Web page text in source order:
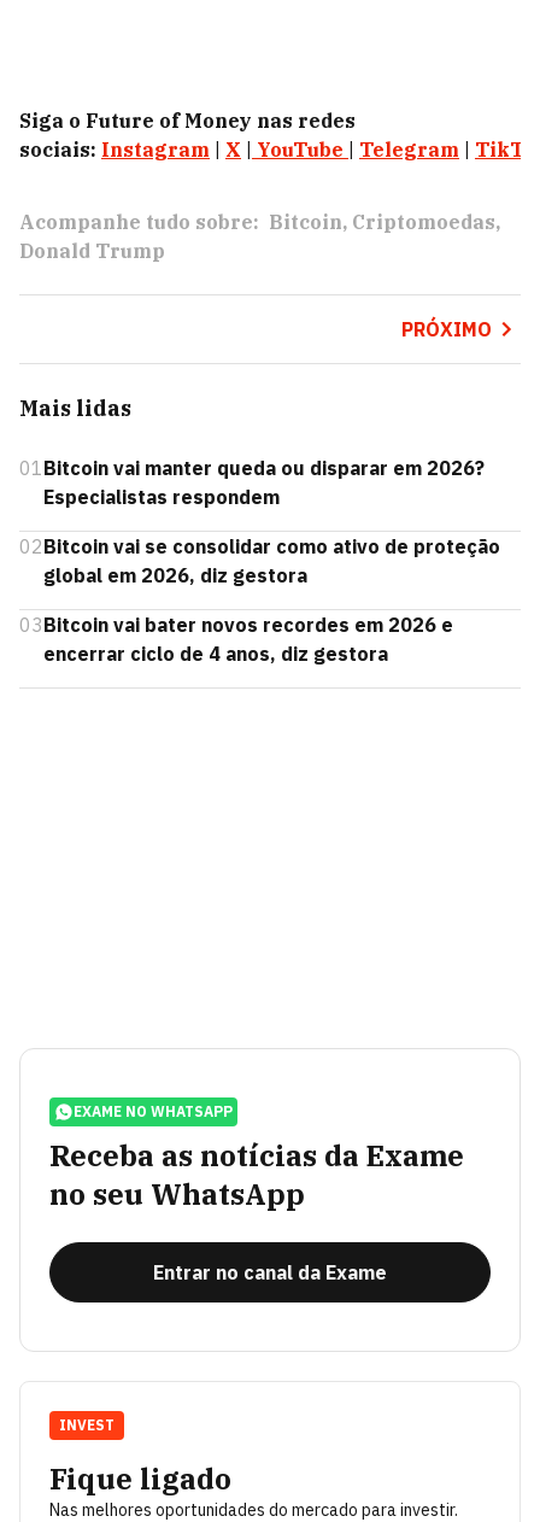
Siga o Future of Money nas redes
sociais: Instagram X YouTube Telegram
Acompanhe tudo sobre: Bitcoin Criptomoedas
Donald Trump
PRÓXIMO
Mais lidas
01Bitcoin vai manter queda ou disparar em 2026?
Especialistas respondem
02Bitcoin vai se consolidar como ativo de proteção
global em 2026, diz gestora
03Bitcoin vai bater novos recordes em 2026 e
encerrar ciclo de 4 anos, diz gestora
EXAME NO WHATSAPP
Receba as notícias da Exame
no seu WhatsApp
Entrar no canal da Exame
Fique ligado
Nas melhores oportunidades do mercado para investir.
INVEST